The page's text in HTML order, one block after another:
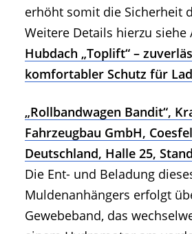
erhöht somit die Sicherheit
Weitere Details hierzu siehe
Hubdach „Toplift“ –
komfortabler Schutz für
„Rollbandwagen Bandit“,
Fahrzeugbau GmbH,
Deutschland, Halle 25,
Die Ent- und Beladung
Muldenanhängers erfolgt
Gewebeband, das